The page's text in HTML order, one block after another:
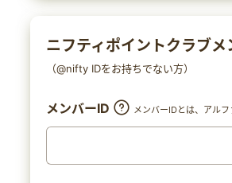
ニフティポイントクラブ
（@nifty IDをお持ちでない方）
メンバーID メンバーIDとは、アルフ